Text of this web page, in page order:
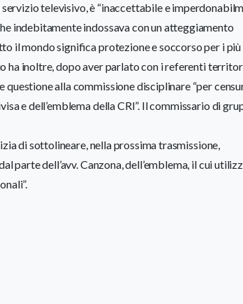
televisivo, è “inaccettabile e
indebitamente indossava con un atteggiamento
il mondo significa protezione e soccorso per i più
ha inoltre, dopo aver parlato con i referenti
alla commissione disciplinare “per
e dell’emblema della CRI”. Il commissario di
di sottolineare, nella prossima trasmissione,
parte dell’avv. Canzona, dell’emblema, il cui